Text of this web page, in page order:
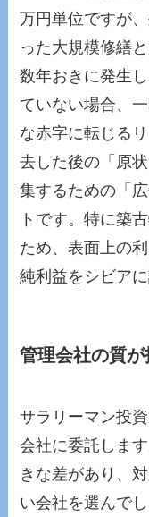
万円単位ですが
った大規模修繕
数年おきに発生
ていない場合、
な赤字に転じる
去した後の「原
集するための「
トです。特に築
ため、表面上の
純利益をシビア
管理会社の質
サラリーマン投
会社に委託しま
きな差があり、
い会社を選んで